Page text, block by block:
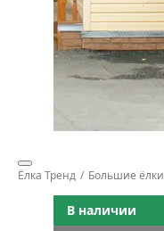
Ёлка Тренд Большие ёлки
В наличии